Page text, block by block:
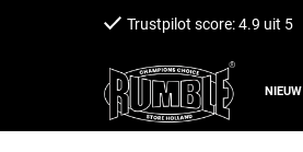
naar de contentTrustpilot score: 4.9 uit 5
NIEUW